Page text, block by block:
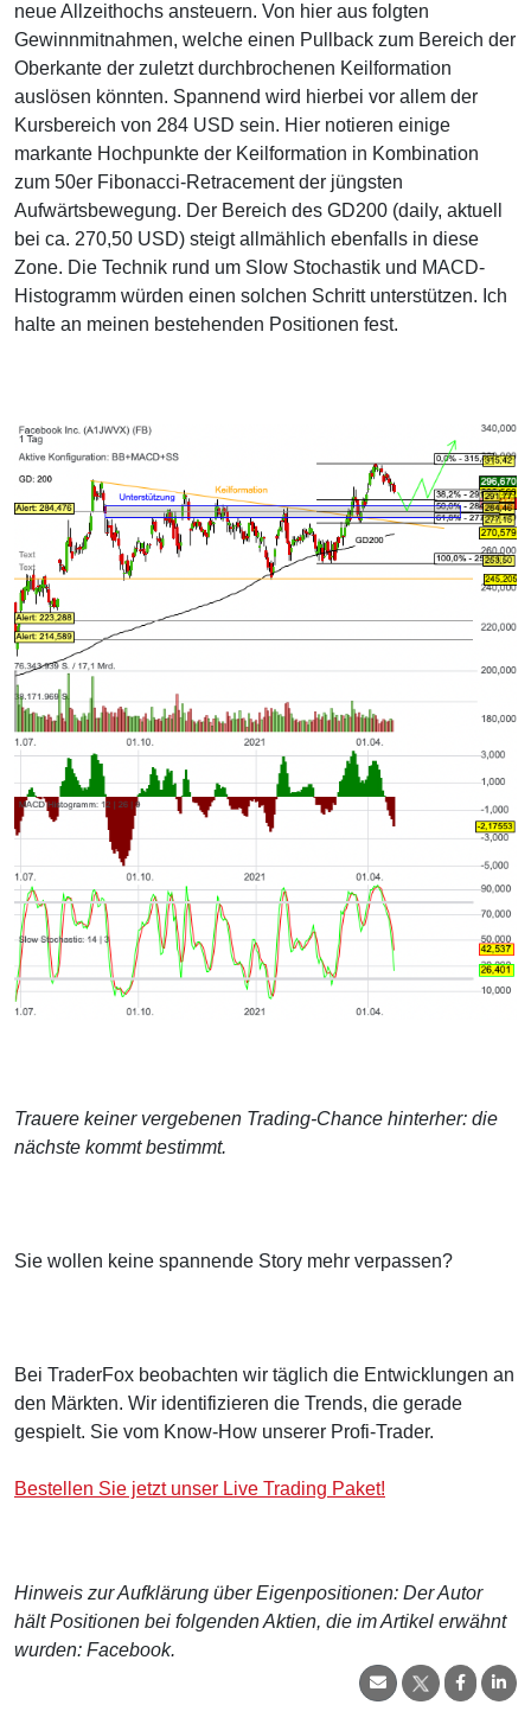
neue Allzeithochs ansteuern. Von hier aus folgten
Gewinnmitnahmen, welche einen Pullback zum Bereich der
Oberkante der zuletzt durchbrochenen Keilformation
auslösen könnten. Spannend wird hierbei vor allem der
Kursbereich von 284 USD sein. Hier notieren einige
markante Hochpunkte der Keilformation in Kombination
zum 50er Fibonacci-Retracement der jüngsten
Aufwärtsbewegung. Der Bereich des GD200 (daily, aktuell
bei ca. 270,50 USD) steigt allmählich ebenfalls in diese
Zone. Die Technik rund um Slow Stochastik und MACD-
Histogramm würden einen solchen Schritt unterstützen. Ich
halte an meinen bestehenden Positionen fest.
Trauere keiner vergebenen Trading-Chance hinterher: die
nächste kommt bestimmt.
Sie wollen keine spannende Story mehr verpassen?
Bei TraderFox beobachten wir täglich die Entwicklungen an
den Märkten. Wir identifizieren die Trends, die gerade
gespielt. Sie vom Know-How unserer Profi-Trader.
Bestellen Sie jetzt unser Live Trading Paket!
Hinweis zur Aufklärung über Eigenpositionen: Der Autor
hält Positionen bei folgenden Aktien, die im Artikel erwähnt
wurden: Facebook.